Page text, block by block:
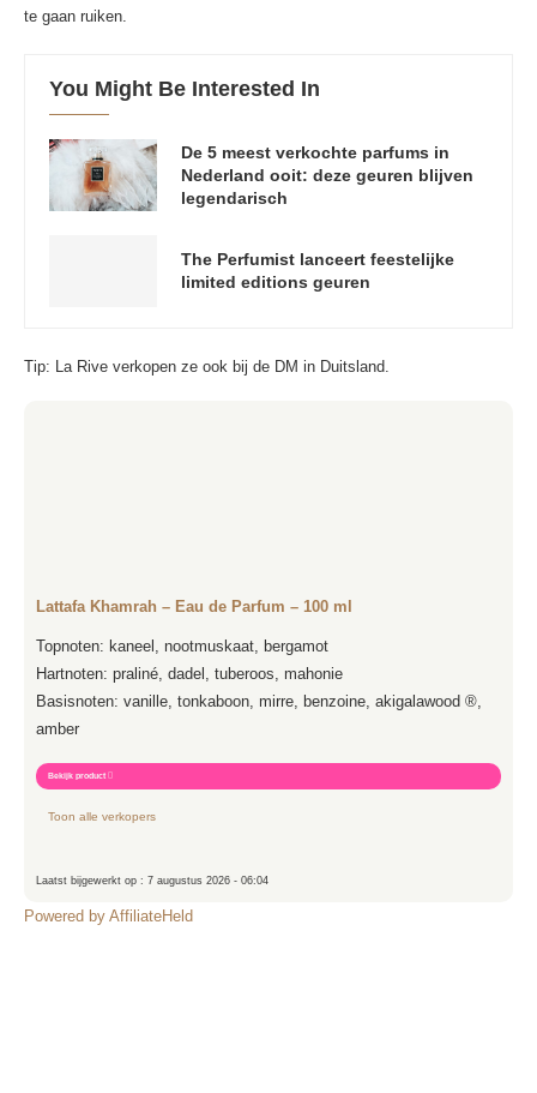
te gaan ruiken.
You Might Be Interested In
De 5 meest verkochte parfums in
Nederland ooit: deze geuren blijven
legendarisch
The Perfumist lanceert feestelijke
limited editions geuren
Tip: La Rive verkopen ze ook bij de DM in Duitsland.
Lattafa Khamrah – Eau de Parfum – 100 ml
Topnoten: kaneel, nootmuskaat, bergamot
Hartnoten: praliné, dadel, tuberoos, mahonie
Basisnoten: vanille, tonkaboon, mirre, benzoine, akigalawood ®,
amber
Bekijk product
Toon alle verkopers
Laatst bijgewerkt op : 7 augustus 2026 - 06:04
Powered by AffiliateHeld